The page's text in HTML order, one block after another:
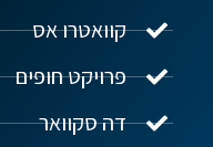
קוואטרו אס
פרויקט חופים
דה סקוואר
שלום! איך אפשר לעזור?